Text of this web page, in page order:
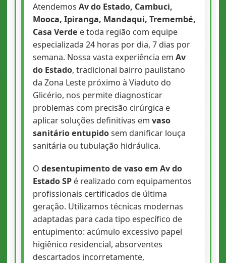
Atendemos Av do Estado, Cambuci,
Mooca, Ipiranga, Mandaqui, Tremembé,
Casa Verde e toda região com equipe
especializada 24 horas por dia, 7 dias por
semana. Nossa vasta experiência em Av
do Estado, tradicional bairro paulistano
da Zona Leste próximo à Viaduto do
Glicério, nos permite diagnosticar
problemas com precisão cirúrgica e
aplicar soluções definitivas em vaso
sanitário entupidosem danificar louça
sanitária ou tubulação hidráulica.
O desentupimento de vaso em Av do
Estado SPé realizado com equipamentos
profissionais certificados de última
geração. Utilizamos técnicas modernas
adaptadas para cada tipo específico de
entupimento: acúmulo excessivo papel
higiênico residencial, absorventes
descartados incorretamente,